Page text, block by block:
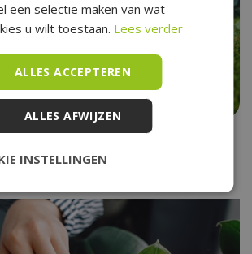
kids) in eigen tuin
2026
een selectie maken van wat
u wilt toestaan. Lees verder
ALLES ACCEPTEREN
ALLES AFWIJZEN
INSTELLINGEN